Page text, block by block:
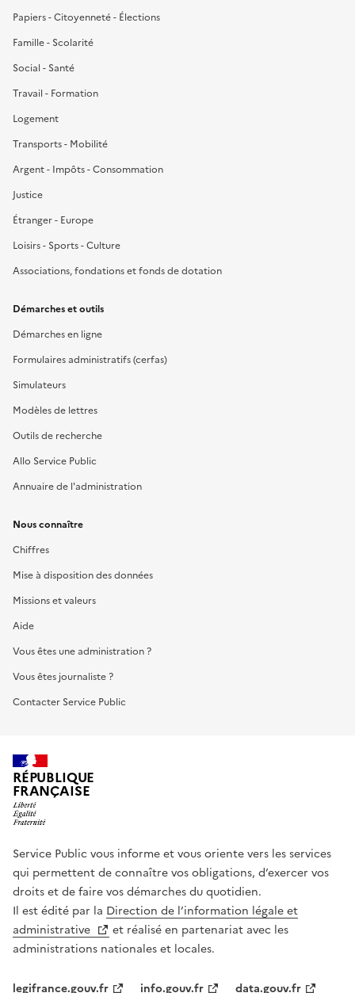
Papiers - Citoyenneté - Élections
Famille - Scolarité
Social - Santé
Travail - Formation
Logement
Transports - Mobilité
Argent - Impôts - Consommation
Justice
Étranger - Europe
Loisirs - Sports - Culture
Associations, fondations et fonds de dotation
Démarches et outils
Démarches en ligne
Formulaires administratifs (cerfas)
Simulateurs
Modèles de lettres
Outils de recherche
Allo Service Public
Annuaire de l'administration
Nous connaître
Chiffres
Mise à disposition des données
Missions et valeurs
Aide
Vous êtes une administration ?
Vous êtes journaliste ?
Contacter Service Public
RÉPUBLIQUE
FRANÇAISE
Service Public vous informe et vous oriente vers les services
qui permettent de connaître vos obligations, d’exercer vos
droits et de faire vos démarches du quotidien.
Il est édité par la Direction de l’information légale et
administrative
et réalisé en partenariat avec les
administrations nationales et locales.
legifrance.gouv.fr info.gouv.fr data.gouv.fr